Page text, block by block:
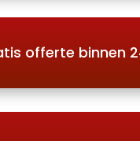
offerte binnen